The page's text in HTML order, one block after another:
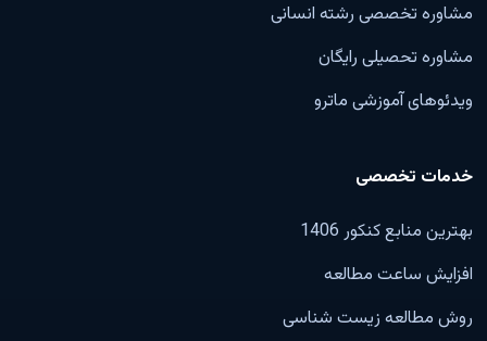
مشاوره تخصصی رشته انسانی
مشاوره تحصیلی رایگان
ویدئوهای آموزشی ماترو
خدمات تخصصی
بهترین منابع کنکور 1406
افزایش ساعت مطالعه
روش مطالعه زیست شناسی